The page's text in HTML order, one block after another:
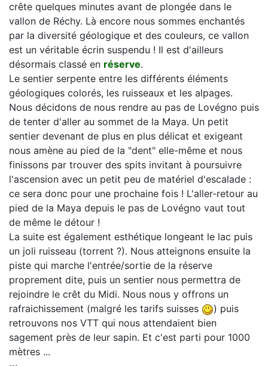
crête quelques minutes avant de plongée dans le
vallon de Réchy. Là encore nous sommes enchantés
par la diversité géologique et des couleurs, ce vallon
est un véritable écrin suspendu ! Il est d'ailleurs
désormais classé en réserve.
Le sentier serpente entre les différents éléments
géologiques colorés, les ruisseaux et les alpages.
Nous décidons de nous rendre au pas de Lovégno puis
de tenter d'aller au sommet de la Maya. Un petit
sentier devenant de plus en plus délicat et exigeant
nous amène au pied de la "dent" elle-même et nous
finissons par trouver des spits invitant à poursuivre
l'ascension avec un petit peu de matériel d'escalade :
ce sera donc pour une prochaine fois ! L'aller-retour au
pied de la Maya depuis le pas de Lovégno vaut tout
de même le détour !
La suite est également esthétique longeant le lac puis
un joli ruisseau (torrent ?). Nous atteignons ensuite la
piste qui marche l'entrée/sortie de la réserve
proprement dite, puis un sentier nous permettra de
rejoindre le crêt du Midi. Nous nous y offrons un
rafraichissement (malgré les tarifs suisses
) puis
retrouvons nos VTT qui nous attendaient bien
sagement près de leur sapin. Et c'est parti pour 1000
mètres ...